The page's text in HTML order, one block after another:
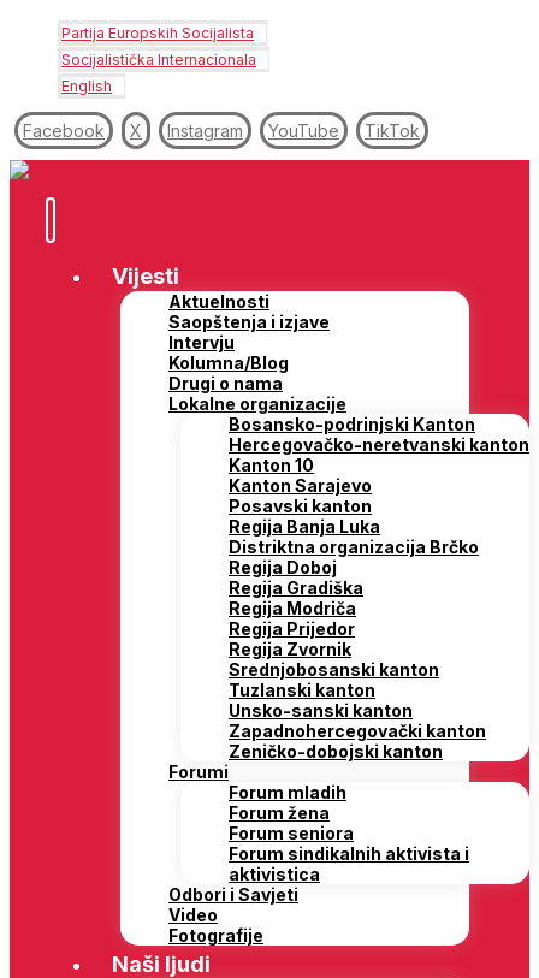
Partija Europskih Socijalista
Socijalistička Internacionala
English
Facebook X Instagram YouTube TikTok
Vijesti
Aktuelnosti
Saopštenja i izjave
Intervju
Kolumna/Blog
Drugi o nama
Lokalne organizacije
Bosansko-podrinjski Kanton
Hercegovačko-neretvanski kanton
Kanton 10
Kanton Sarajevo
Posavski kanton
Regija Banja Luka
Distriktna organizacija Brčko
Regija Doboj
Regija Gradiška
Regija Modriča
Regija Prijedor
Regija Zvornik
Srednjobosanski kanton
Tuzlanski kanton
Unsko-sanski kanton
Zapadnohercegovački kanton
Zeničko-dobojski kanton
Forumi
Forum mladih
Forum žena
Forum seniora
Forum sindikalnih aktivista i
aktivistica
Odbori i Savjeti
Video
Fotografije
Naši ljudi